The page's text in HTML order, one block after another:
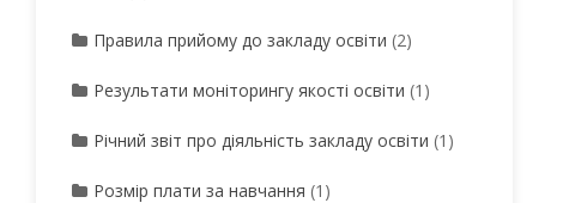
Правила прийому до закладу освіти (2)
Результати моніторингу якості освіти (1)
Річний звіт про діяльність закладу освіти (1)
Розмір плати за навчання (1)